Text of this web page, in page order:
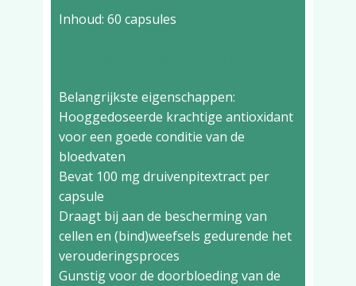
Inhoud: 60 capsules
Belangrijkste eigenschappen:
Hooggedoseerde krachtige antioxidant
voor een goede conditie van de
bloedvaten
Bevat 100 mg druivenpitextract per
capsule
Draagt bij aan de bescherming van
cellen en (bind)weefsels gedurende het
verouderingsproces
Gunstig voor de doorbloeding van de